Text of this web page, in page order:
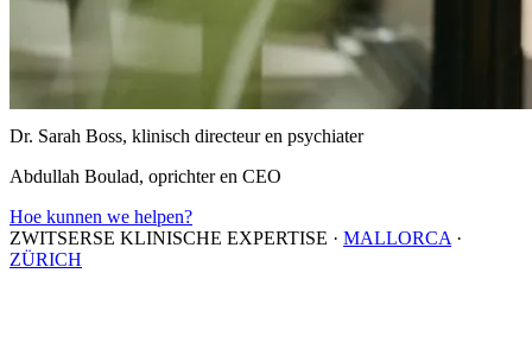
Dr. Sarah Boss, klinisch directeur en psychiater
Abdullah Boulad, oprichter en CEO
Hoe kunnen we helpen?
ZWITSERSE KLINISCHE EXPERTISE · MALLORCA ·
ZÜRICH